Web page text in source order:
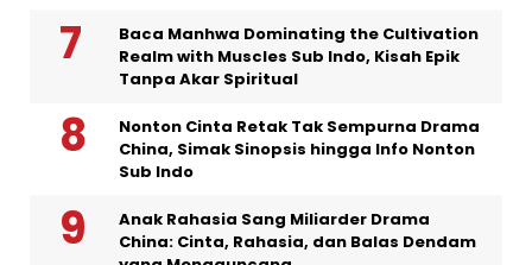
Baca Manhwa Dominating the Cultivation
Realm with Muscles Sub Indo, Kisah Epik
Tanpa Akar Spiritual
Nonton Cinta Retak Tak Sempurna Drama
China, Simak Sinopsis hingga Info Nonton
Sub Indo
Anak Rahasia Sang Miliarder Drama
China: Cinta, Rahasia, dan Balas Dendam